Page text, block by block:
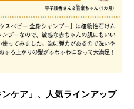
ケア」、人気ラインアップ